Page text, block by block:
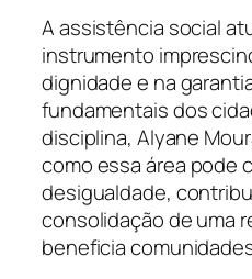
A assistência social
instrumento
dignidade e na
fundamentais dos
disciplina, Alyane
como essa área pode
desigualdade,
consolidação de uma
beneficia